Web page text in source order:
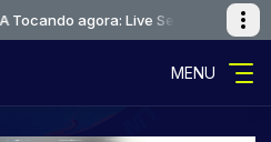
agora: Live Session 2 - TUA
MENU